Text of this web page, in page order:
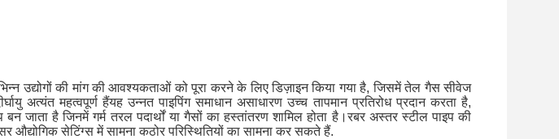
उद्योगों की मांग की आवश्यकताओं को पूरा करने के लिए डिज़ाइन किया गया है, जिसमें तेल गैस सीवेज
अत्यंत महत्वपूर्ण हैंयह उन्नत पाइपिंग समाधान असाधारण उच्च तापमान प्रतिरोध प्रदान करता है,
जाता है जिनमें गर्म तरल पदार्थों या गैसों का हस्तांतरण शामिल होता है।रबर अस्तर स्टील पाइप की
औद्योगिक सेटिंग्स में सामना कठोर परिस्थितियों का सामना कर सकते हैं.